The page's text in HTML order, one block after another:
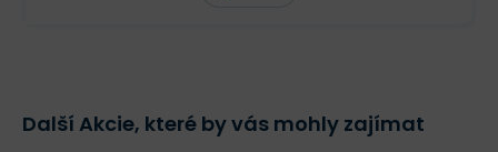
Další Akcie, které by vás mohly zajímat